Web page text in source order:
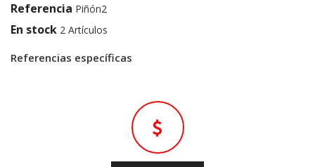
Referencia Piñón2
En stock 2 Artículos
Referencias específicas